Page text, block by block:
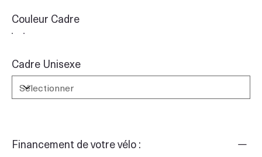
Couleur Cadre
Cadre Unisexe
Financement de votre vélo :